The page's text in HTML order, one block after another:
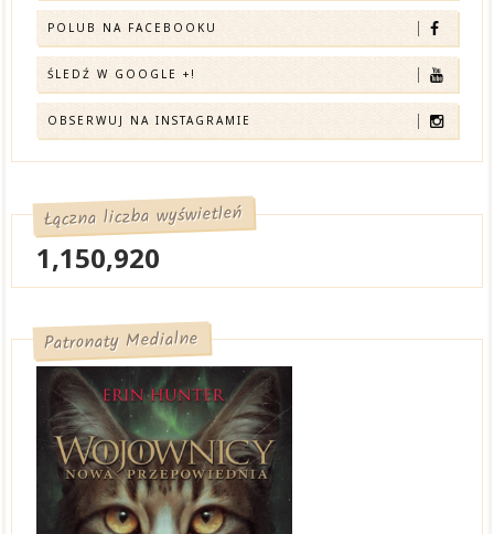
POLUB NA FACEBOOKU
ŚLEDŹ W GOOGLE +!
OBSERWUJ NA INSTAGRAMIE
Łączna liczba wyświetleń
1,150,920
Patronaty Medialne